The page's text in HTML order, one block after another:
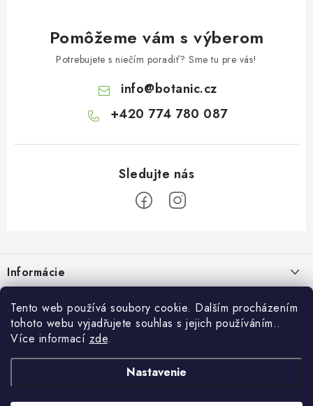
Tento web používá soubory cookie. Dalším procházením
tohoto webu vyjadřujete souhlas s jejich používáním..
Více informací zde.
Nastavenie
Pomôžeme vám s výberom
Potrebujete s niečím poradiť? Sme tu pre vás!
info@botanic.cz
+420 774 780 087
p
ä
Informácie
Veľkoobchod
O Botanicu
Blog
Projekt Botanic pomáha
O nás
Blog Botanic – sprievodca svetom bylín, vitamínov a
doplnkov stravy
Ako užívať jablčný ocot: tekutý, kapsuly alebo gumové cukríky?